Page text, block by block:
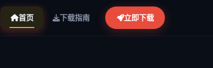
首页 下载指南 立即下载